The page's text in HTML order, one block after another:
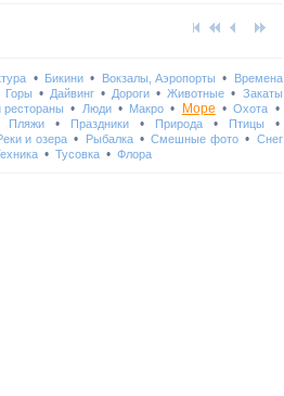
• Бикини • Вокзалы, Аэропорты •
Времена
Горы •Дайвинг •Дороги •Животные • Закаты
рестораны • Люди• Макро • Море •Охота •
Пляжи • Праздники• Природа• Птицы •
и озера• Рыбалка•Смешные фото• Снег
• Тусовка• Флора